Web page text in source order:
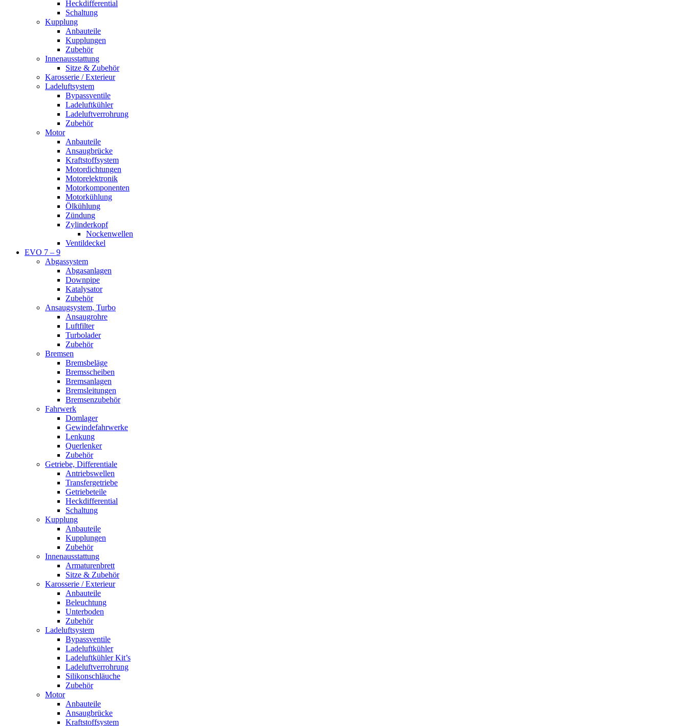
Heckdifferential
Schaltung
Kupplung
Anbauteile
Kupplungen
Zubehör
Innenausstattung
Sitze & Zubehör
Karosserie / Exterieur
Ladeluftsystem
Bypassventile
Ladeluftkühler
Ladeluftverrohrung
Zubehör
Motor
Anbauteile
Ansaugbrücke
Kraftstoffsystem
Motordichtungen
Motorelektronik
Motorkomponenten
Motorkühlung
Ölkühlung
Zündung
Zylinderkopf
Nockenwellen
Ventildeckel
EVO 7 – 9
Abgassystem
Abgasanlagen
Downpipe
Katalysator
Zubehör
Ansaugsystem, Turbo
Ansaugrohre
Luftfilter
Turbolader
Zubehör
Bremsen
Bremsbeläge
Bremsscheiben
Bremsanlagen
Bremsleitungen
Bremsenzubehör
Fahrwerk
Domlager
Gewindefahrwerke
Lenkung
Querlenker
Zubehör
Getriebe, Differentiale
Antriebswellen
Transfergetriebe
Getriebeteile
Heckdifferential
Schaltung
Kupplung
Anbauteile
Kupplungen
Zubehör
Innenausstattung
Armaturenbrett
Sitze & Zubehör
Karosserie / Exterieur
Anbauteile
Beleuchtung
Unterboden
Zubehör
Ladeluftsystem
Bypassventile
Ladeluftkühler
Ladeluftkühler Kit’s
Ladeluftverrohrung
Silikonschläuche
Zubehör
Motor
Anbauteile
Ansaugbrücke
Kraftstoffsystem